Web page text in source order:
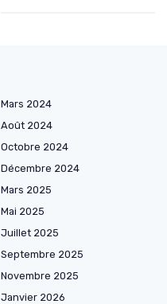
Mars 2024
Août 2024
Octobre 2024
Décembre 2024
Mars 2025
Mai 2025
Juillet 2025
Septembre 2025
Novembre 2025
Janvier 2026